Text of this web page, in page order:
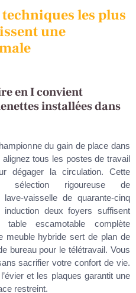
les plus
une
en I convient
installées dans
du gain de place dans
tous les postes de travail
dégager la circulation. Cette
sélection rigoureuse de
vaisselle de quarante-cinq
deux foyers suffisent
table escamotable complète
meuble hybride sert de plan de
bureau pour le télétravail. Vous
sacrifier votre confort de vie.
et les plaques garantit une
restreint.